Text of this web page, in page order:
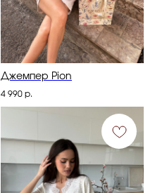
Джемпер Pion
4 990 р.